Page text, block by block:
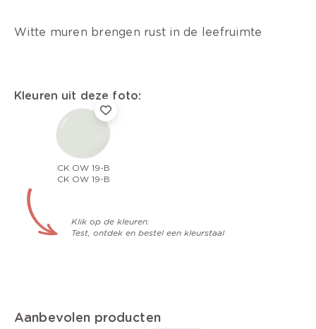
Witte muren brengen rust in de leefruimte
Kleuren uit deze foto:
CK OW 19-B
CK OW 19-B
Klik op de kleuren:
Test, ontdek en bestel een kleurstaal
Aanbevolen producten